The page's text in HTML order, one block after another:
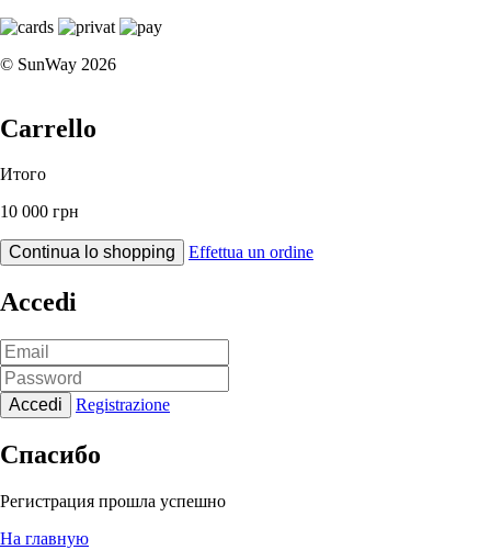
© SunWay 2026
Carrello
Итого
10 000 грн
Continua lo shopping Effettua un ordine
Accedi
Accedi Registrazione
Спасибо
Регистрация прошла успешно
На главную